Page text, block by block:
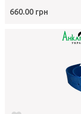
660.00 грн